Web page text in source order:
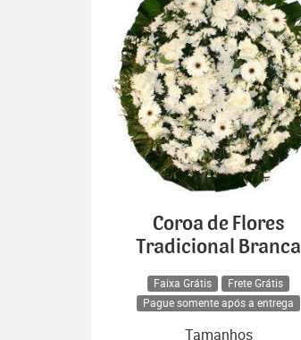
Coroa de Flores
Tradicional Branca
Faixa Grátis
Frete Grátis
Pague somente após a entrega
Tamanhos